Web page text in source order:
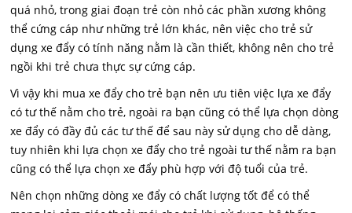
quá nhỏ, trong giai đoạn trẻ còn nhỏ các phần xương không
thể cứng cáp như những trẻ lớn khác, nên việc cho trẻ sử
dụng xe đẩy có tính năng nằm là cần thiết, không nên cho trẻ
ngồi khi trẻ chưa thực sự cứng cáp.
Vì vậy khi mua xe đẩy cho trẻ bạn nên ưu tiên việc lựa xe đẩy
có tư thế nằm cho trẻ, ngoài ra bạn cũng có thể lựa chọn dòng
xe đẩy có đầy đủ các tư thế để sau này sử dụng cho dễ dàng,
tuy nhiên khi lựa chọn xe đẩy cho trẻ ngoài tư thế nằm ra bạn
cũng có thể lựa chọn xe đẩy phù hợp với độ tuổi của trẻ.
Nên chọn những dòng xe đẩy có chất lượng tốt để có thể